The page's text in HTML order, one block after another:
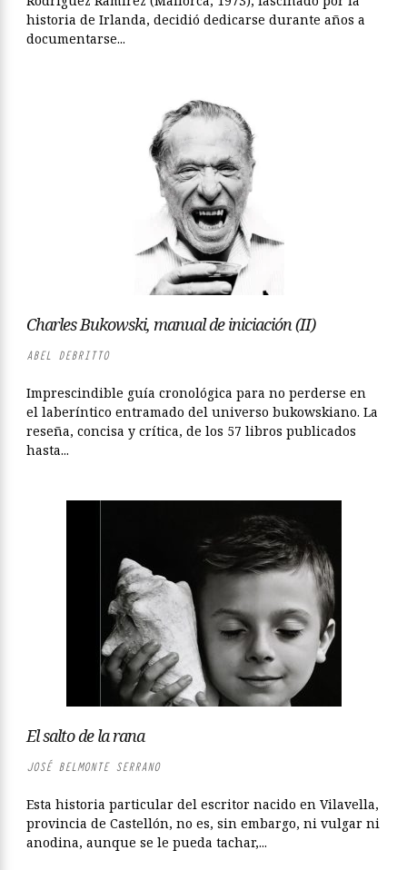
historia de Irlanda, decidió dedicarse durante años a
documentarse...
Charles Bukowski, manual de iniciación (II)
ABEL DEBRITTO
Imprescindible guía cronológica para no perderse en
el laberíntico entramado del universo bukowskiano. La
reseña, concisa y crítica, de los 57 libros publicados
hasta...
El salto de la rana
JOSÉ BELMONTE SERRANO
Esta historia particular del escritor nacido en Vilavella,
provincia de Castellón, no es, sin embargo, ni vulgar ni
anodina, aunque se le pueda tachar,...